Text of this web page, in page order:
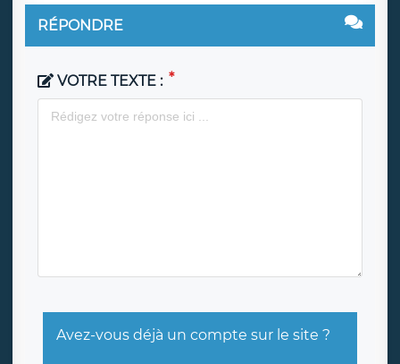
RÉPONDRE
VOTRE TEXTE :
Avez-vous déjà un compte sur le site ?